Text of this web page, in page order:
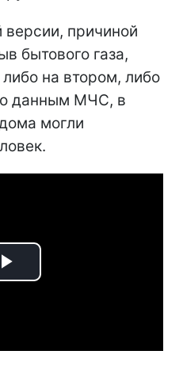
причиной
бытового газа,
на втором, либо
данным МЧС, в
могли
Play